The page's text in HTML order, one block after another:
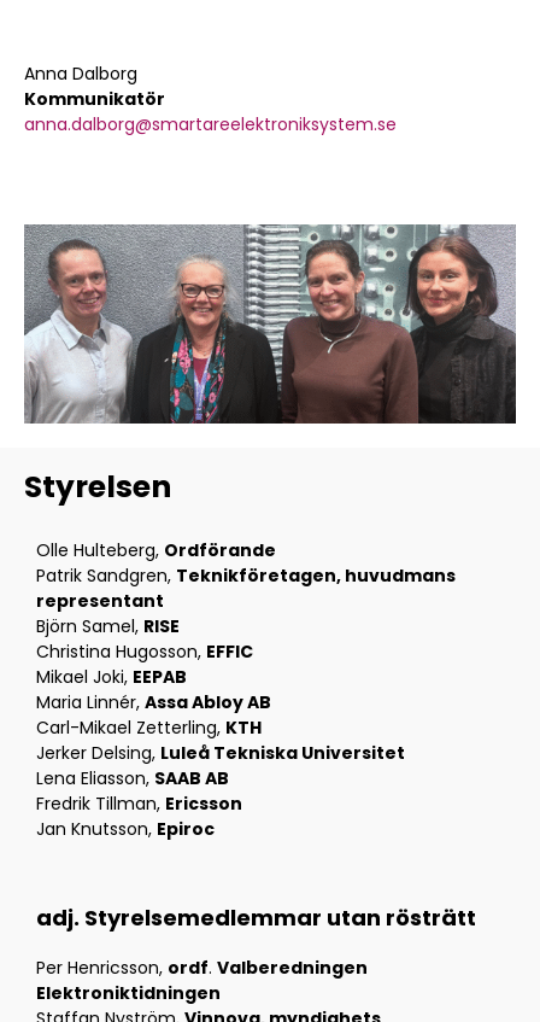
Anna Dalborg
Kommunikatör
anna.dalborg@smartareelektroniksystem.se
Styrelsen
Olle Hulteberg, Ordförande
Patrik Sandgren, Teknikföretagen, huvudmans
representant
Björn Samel, RISE
Christina Hugosson, EFFIC
Mikael Joki, EEPAB
Maria Linnér, Assa Abloy AB
Carl-Mikael Zetterling, KTH
Jerker Delsing, Luleå Tekniska Universitet
Lena Eliasson, SAAB AB
Fredrik Tillman, Ericsson
Jan Knutsson, Epiroc
adj. Styrelsemedlemmar utan rösträtt
Per Henricsson, ordf. Valberedningen
Elektroniktidningen